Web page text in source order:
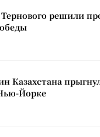
решили
Казахстана
Йорке